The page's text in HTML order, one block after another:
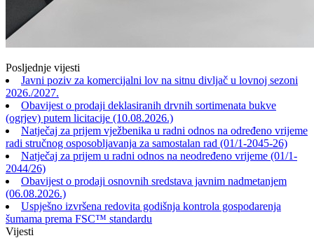
Posljednje vijesti
Javni poziv za komercijalni lov na sitnu divljač u lovnoj sezoni
2026./2027.
Obavijest o prodaji deklasiranih drvnih sortimenata bukve
(ogrjev) putem licitacije (10.08.2026.)
Natječaj za prijem vježbenika u radni odnos na određeno vrijeme
radi stručnog osposobljavanja za samostalan rad (01/1-2045-26)
Natječaj za prijem u radni odnos na neodređeno vrijeme (01/1-
2044/26)
Obavijest o prodaji osnovnih sredstava javnim nadmetanjem
(06.08.2026.)
Uspješno izvršena redovita godišnja kontrola gospodarenja
šumama prema FSC™ standardu
Vijesti